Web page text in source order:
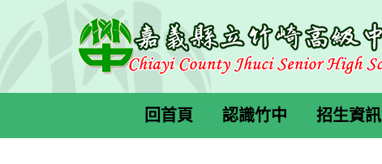
內
回首頁 認識竹中 招生資訊